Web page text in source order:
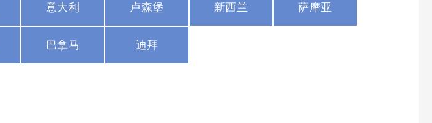
意大利 卢森堡 新西兰 萨摩亚
巴拿马 迪拜